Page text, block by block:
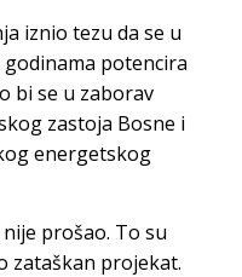
iznio tezu da se u
potencira
bi se u zaborav
zastoja Bosne i
energetskog
prošao. To su
zataškan projekat.